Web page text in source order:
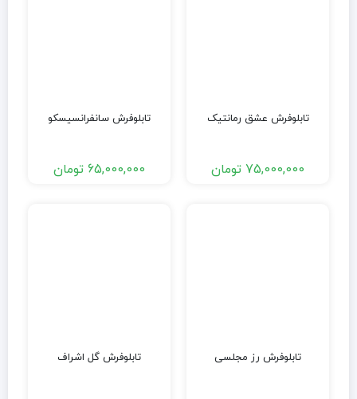
تابلوفرش عشق رمانتیک
75,000,000 تومان
تابلوفرش سانفرانسیسکو
65,000,000 تومان
تابلوفرش رز مجلسی تابلوفرش گل اشراف